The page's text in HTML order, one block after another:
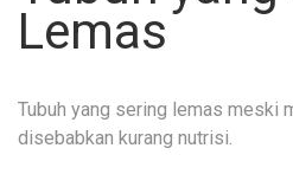
Lemas
Tubuh yang sering lemas meski
disebabkan kurang nutrisi.